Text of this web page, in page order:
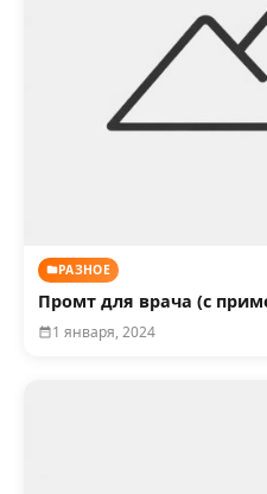
РАЗНОЕ
Промт для врача (с
1 января, 2024